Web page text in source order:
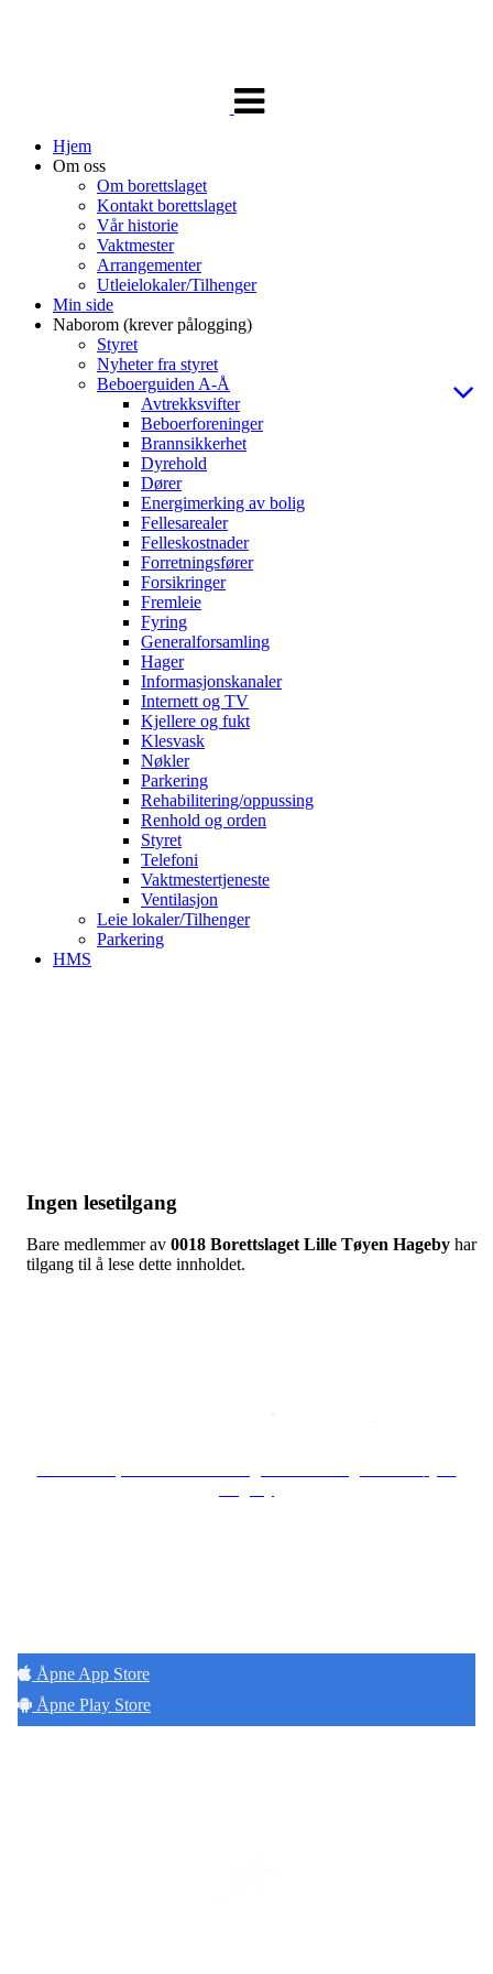
navigasjon
Hjem
Om oss
Om borettslaget
Kontakt borettslaget
Vår historie
Vaktmester
Arrangementer
Utleielokaler/Tilhenger
Min side
Naborom (krever pålogging)
Styret
Nyheter fra styret
Beboerguiden A-Å
Avtrekksvifter
Beboerforeninger
Brannsikkerhet
Dyrehold
Dører
Energimerking av bolig
Fellesarealer
Felleskostnader
Forretningsfører
Forsikringer
Fremleie
Fyring
Generalforsamling
Hager
Informasjonskanaler
Internett og TV
Kjellere og fukt
Klesvask
Nøkler
Parkering
Rehabilitering/oppussing
Renhold og orden
Styret
Telefoni
Vaktmestertjeneste
Ventilasjon
Leie lokaler/Tilhenger
Parkering
HMS
Ingen lesetilgang
Bare medlemmer av 0018 Borettslaget Lille Tøyen Hageby har
tilgang til å lese dette innholdet.
Åpne App Store
Åpne Play Store